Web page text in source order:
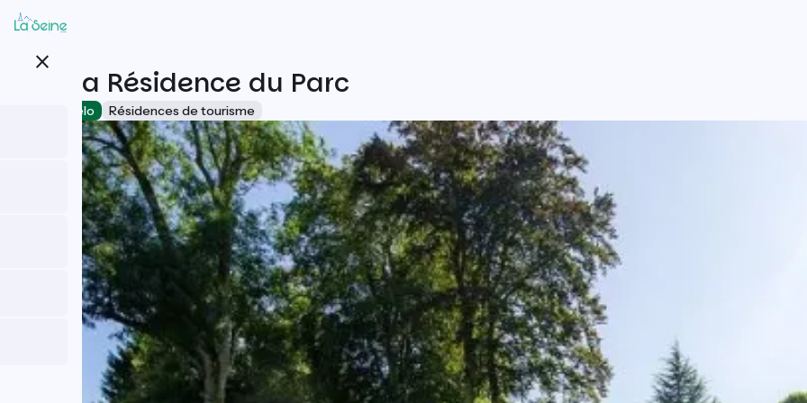
Aller
au
principal
close
Goélia Résidence du Parc
Accueil Vélo Résidences de tourisme